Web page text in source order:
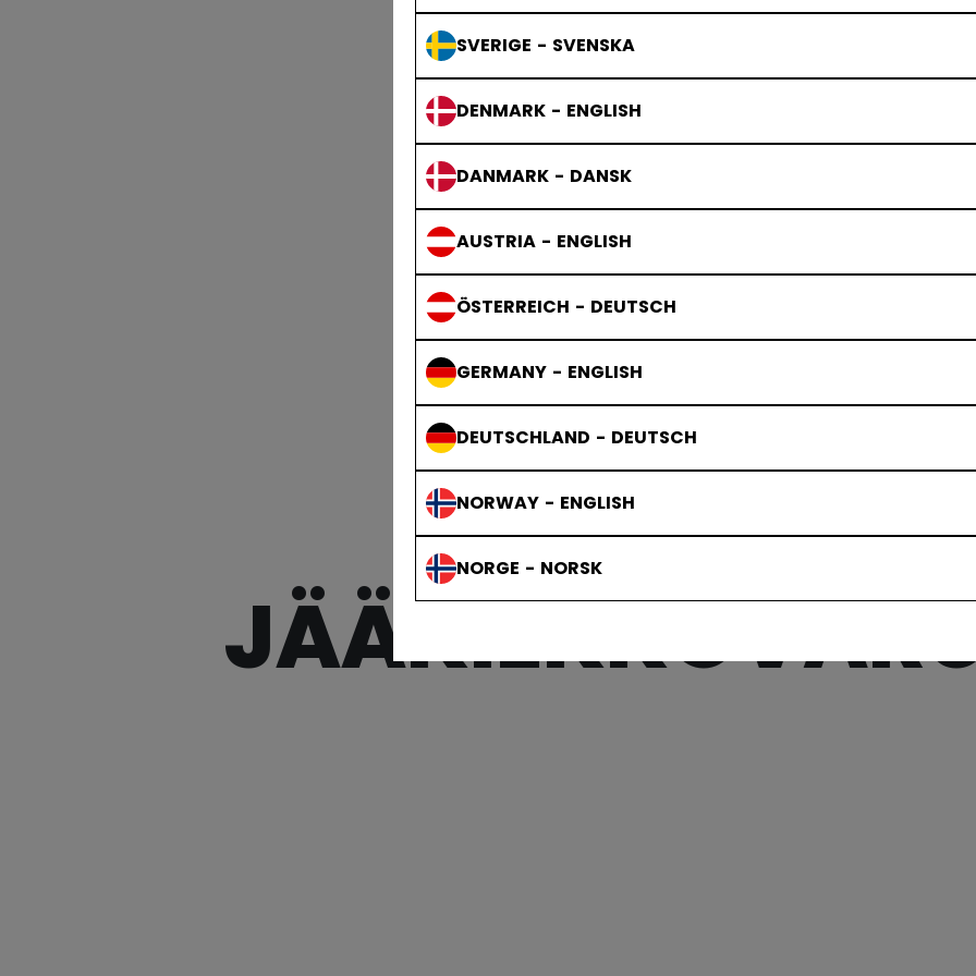
SVERIGE - SVENSKA
DENMARK - ENGLISH
DANMARK - DANSK
AUSTRIA - ENGLISH
ÖSTERREICH - DEUTSCH
GERMANY - ENGLISH
DEUTSCHLAND - DEUTSCH
NORWAY - ENGLISH
NORGE - NORSK
FTW